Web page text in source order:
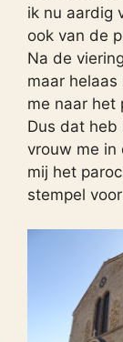
ik nu aardig
ook van de
Na de
maar
me naar het
Dus dat heb
vrouw me in
mij het
stempel